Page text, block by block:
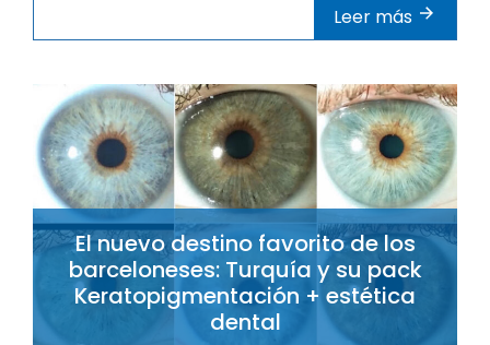
Leer más
El nuevo destino favorito de los
barceloneses: Turquía y su pack
Keratopigmentación + estética
dental